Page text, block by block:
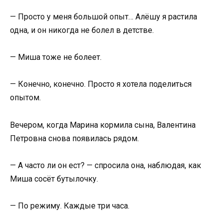
— Просто у меня большой опыт… Алёшу я растила
одна, и он никогда не болел в детстве.
— Миша тоже не болеет.
— Конечно, конечно. Просто я хотела поделиться
опытом.
Вечером, когда Марина кормила сына, Валентина
Петровна снова появилась рядом.
— А часто ли он ест? — спросила она, наблюдая, как
Миша сосёт бутылочку.
— По режиму. Каждые три часа.